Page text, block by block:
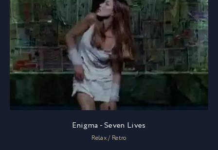
Enigma - Seven Lives
Relax / Retro